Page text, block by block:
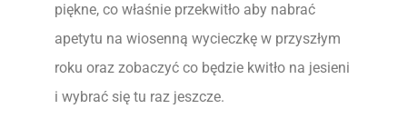
piękne, co właśnie przekwitło aby nabrać
apetytu na wiosenną wycieczkę w przyszłym
roku oraz zobaczyć co będzie kwitło na jesieni
i wybrać się tu raz jeszcze.